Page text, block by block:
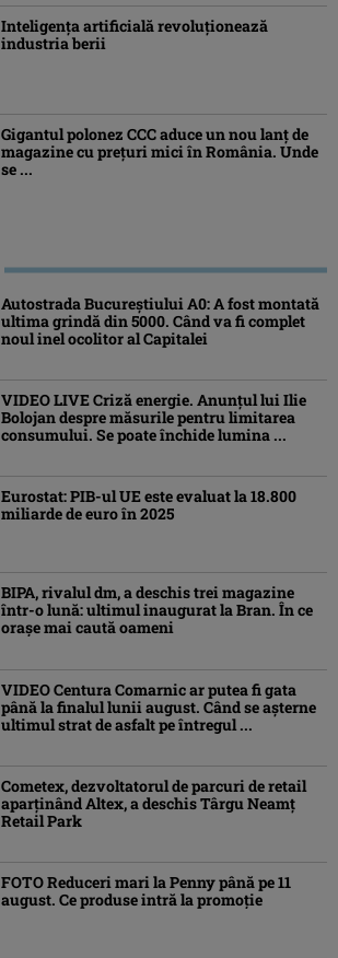
Inteligența artificială revoluționează
industria berii
Gigantul polonez CCC aduce un nou lanț de
magazine cu prețuri mici în România. Unde
se ...
Autostrada Bucureștiului A0: A fost montată
ultima grindă din 5000. Când va fi complet
noul inel ocolitor al Capitalei
VIDEO LIVE Criză energie. Anunțul lui Ilie
Bolojan despre măsurile pentru limitarea
consumului. Se poate închide lumina ...
Eurostat: PIB-ul UE este evaluat la 18.800
miliarde de euro în 2025
BIPA, rivalul dm, a deschis trei magazine
într-o lună: ultimul inaugurat la Bran. În ce
orașe mai caută oameni
VIDEO Centura Comarnic ar putea fi gata
până la finalul lunii august. Când se așterne
ultimul strat de asfalt pe întregul ...
Cometex, dezvoltatorul de parcuri de retail
aparținând Altex, a deschis Târgu Neamț
Retail Park
FOTO Reduceri mari la Penny până pe 11
august. Ce produse intră la promoție